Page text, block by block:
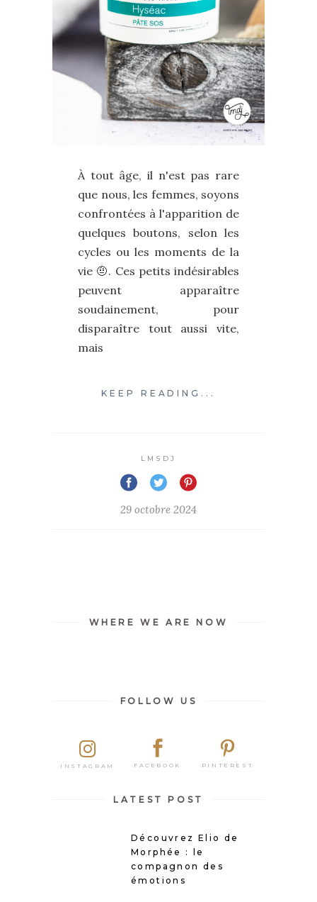
À tout âge, il n'est pas rare
que nous, les femmes, soyons
confrontées à l'apparition de
quelques boutons, selon les
cycles ou les moments de la
vie 🤨. Ces petits indésirables
peuvent apparaître
soudainement, pour
disparaître tout aussi vite,
mais
KEEP READING...
LMSDJ
29 octobre 2024
WHERE WE ARE NOW
FOLLOW US
INSTAGRAM FACEBOOK PINTEREST
LATEST POST
Découvrez Elio de
Morphée : le
compagnon des
émotions